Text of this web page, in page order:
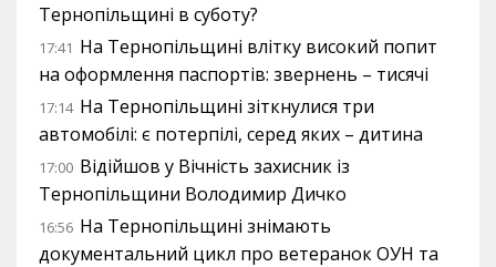
Тернопільщині в суботу?
17:41 На Тернопільщині влітку високий попит
на оформлення паспортів: звернень – тисячі
17:14 На Тернопільщині зіткнулися три
автомобілі: є потерпілі, серед яких – дитина
17:00 Відійшов у Вічність захисник із
Тернопільщини Володимир Дичко
16:56 На Тернопільщині знімають
документальний цикл про ветеранок ОУН та